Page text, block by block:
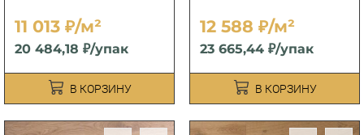
11 013 ₽/м²
20 484,18 ₽/упак
В КОРЗИНУ
12 588 ₽/м²
23 665,44 ₽/упак
В КОРЗИНУ